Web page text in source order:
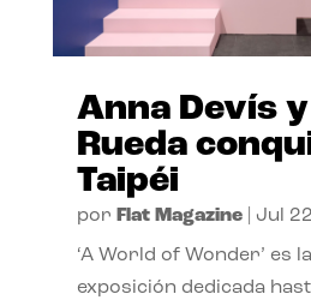
Anna Devís
Rueda
Taipéi
por Flat Magazine| Jul
‘A World of Wonder’ es
exposición dedicada